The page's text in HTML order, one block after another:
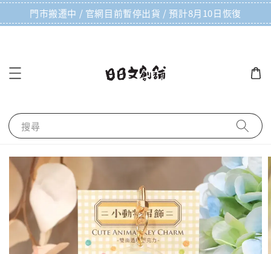
門市搬遷中 / 官網目前暫停出貨 / 預計8月10日恢復
搜尋